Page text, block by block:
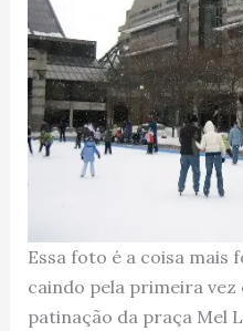
Essa foto é a coisa mais
caindo pela primeira
patinação da praça Mel